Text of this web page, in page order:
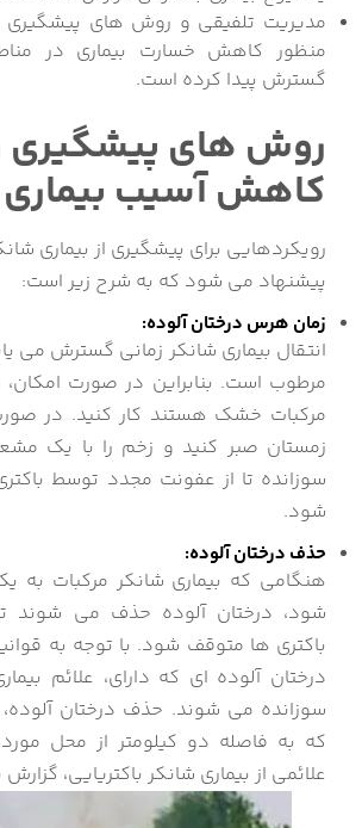
مدیریت تلفیقی و روش های پیشگیری
منظور کاهش خسارت بیماری در
گسترش پیدا کرده است.
روش های پیشگیری
کاهش آسیب بیماری
رویکردهایی برای پیشگیری از بیماری
پیشنهاد می شود که به شرح زیر است:
زمان هرس درختان آلوده:
انتقال بیماری شانکر زمانی گسترش می
مرطوب است. بنابراین در صورت امکان،
مرکبات خشک هستند کار کنید. در
زمستان صبر کنید و زخم را با یک
سوزانده تا از عفونت مجدد توسط
شود.
حذف درختان آلوده:
هنگامی که بیماری شانکر مرکبات به
شود، درختان آلوده حذف می شوند
باکتری ها متوقف شود. با توجه به
درختان آلوده ای که دارای، علائم
سوزانده می شوند. حذف درختان
که به فاصله دو کیلومتر از محل
علائمی از بیماری شانکر باکتریایی،